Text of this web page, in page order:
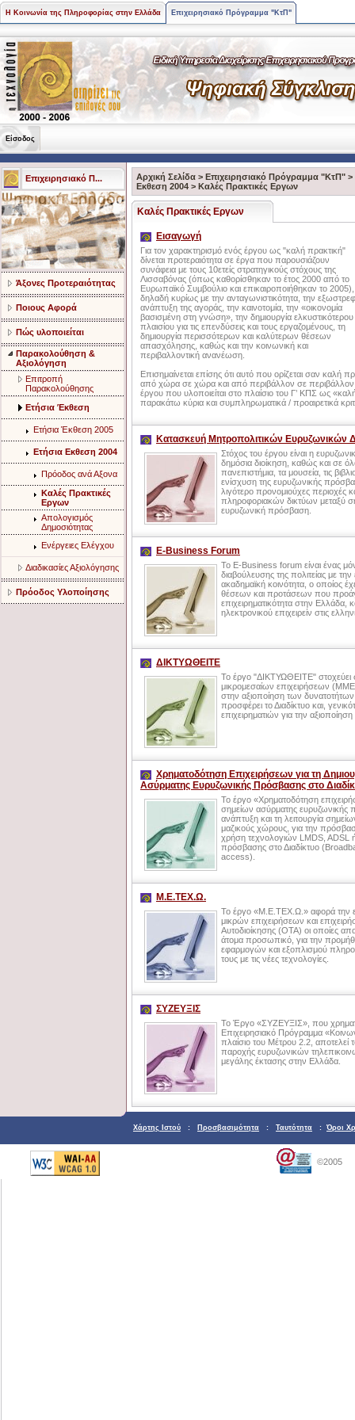
Η Κοινωνία της Πληροφορίας στην Ελλάδα Επιχειρησιακό Πρόγραμμα "ΚτΠ"
Είσοδος
Επιχειρησιακό Π...
Άξονες Προτεραιότητας
Ποιους Αφορά
Πώς υλοποιείται
Παρακολούθηση &
Αξιολόγηση
Επιτροπή
Παρακολούθησης
Ετήσια Έκθεση
Ετήσια Έκθεση 2005
Ετήσια Εκθεση 2004
Πρόοδος ανά Αξονα
Καλές Πρακτικές
Εργων
Απολογισμός
Δημοσιότητας
Ενέργειες Ελέγχου
Διαδικασίες Αξιολόγησης
Πρόοδος Υλοποίησης
Αρχική Σελίδα > Επιχειρησιακό Πρόγραμμα "ΚτΠ" >
Εκθεση 2004 > Καλές Πρακτικές Εργων
Καλές Πρακτικές Εργων
Εισαγωγή
Για τον χαρακτηρισμό ενός έργου ως "καλή πρακτική"
δίνεται προτεραιότητα σε έργα που παρουσιάζουν
συνάφεια με τους 10ετείς στρατηγικούς στόχους της
Λισσαβόνας (όπως καθορίσθηκαν το έτος 2000 από το
Ευρωπαϊκό Συμβούλιο και επικαιροποιήθηκαν το 2005),
δηλαδή κυρίως με την ανταγωνιστικότητα, την
ανάπτυξη της αγοράς, την καινοτομία, την «οικονομία
βασισμένη στη γνώση», την δημιουργία ελκυστικότερου
πλαισίου για τις επενδύσεις και τους εργαζομένους, τη
δημιουργία περισσότερων και καλύτερων θέσεων
απασχόλησης, καθώς και την κοινωνική και
περιβαλλοντική ανανέωση.
Επισημαίνεται επίσης ότι αυτό που ορίζεται σαν καλή
από χώρα σε χώρα και από περιβάλλον σε περιβάλλον.
έργου που υλοποιείται στο πλαίσιο του Γ’ ΚΠΣ ως
παρακάτω κύρια και συμπληρωματικά / προαιρετικά
Κατασκευή Μητροπολιτικών Ευρυζωνικών
Στόχος του έργου είναι η
δημόσια διοίκηση, καθώς και σε
πανεπιστήμια, τα μουσεία, τις
ενίσχυση της ευρυζωνικής
λιγότερο προνομιούχες περιοχές
πληροφοριακών δικτύων μεταξύ
ευρυζωνική πρόσβαση.
E-Βusiness Forum
Το E-Business forum είναι ένας
διαβούλευσης της πολιτείας με την
ακαδημαϊκή κοινότητα, ο οποίος
θέσεων και προτάσεων που
επιχειρηματικότητα στην Ελλάδα,
ηλεκτρονικού επιχειρείν στις
ΔΙΚΤΥΩΘΕΙΤΕ
Το έργο "ΔΙΚΤΥΩΘΕΙΤΕ" στοχεύει
μικρομεσαίων επιχειρήσεων
στην αξιοποίηση των
προσφέρει το Διαδίκτυο και,
επιχειρηματιών για την
Χρηματοδότηση Επιχειρήσεων για τη
Ασύρματης Ευρυζωνικής Πρόσβασης στο
Το έργο «Χρηματοδότηση
σημείων ασύρματης ευρυζωνικής
ανάπτυξη και τη λειτουργία
μαζικούς χώρους, για την
χρήση τεχνολογιών LMDS, ADSL
πρόσβασης στο Διαδίκτυο
access).
Μ.Ε.ΤΕΧ.Ω.
Το έργο «Μ.Ε.ΤΕΧ.Ω.» αφορά την
μικρών επιχειρήσεων και
Αυτοδιοίκησης (ΟΤΑ) οι οποίες
άτομα προσωπικό, για την
εφαρμογών και εξοπλισμού
τους με τις νέες τεχνολογίες.
ΣΥΖΕΥΞΙΣ
Το Έργο «ΣΥΖΕΥΞΙΣ», που
Επιχειρησιακό Πρόγραμμα
πλαίσιο του Μέτρου 2.2, αποτελεί
παροχής ευρυζωνικών
μεγάλης έκτασης στην Ελλάδα.
Χάρτης Ιστού : Προσβασιμότητα : Ταυτότητα : Όροι
©2005